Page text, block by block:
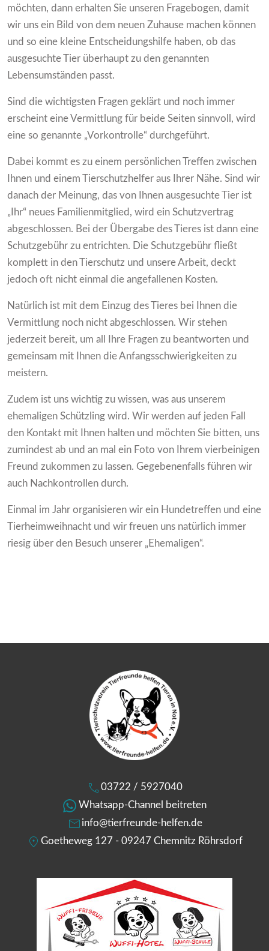
möchten, dann erhalten Sie unseren Fragebogen, damit
wir uns ein Bild von dem neuen Zuhause machen können
und so eine kleine Entscheidungshilfe haben, ob das
ausgesuchte Tier überhaupt zu den genannten
Lebensumständen passt.
Sind die wichtigsten Fragen geklärt und noch immer
erscheint eine Vermittlung für beide Seiten sinnvoll, wird
eine so genannte „Vorkontrolle“ durchgeführt.
Dabei kommt es zu einem persönlichen Treffen zwischen
Ihnen und einem Tierschutzhelfer aus Ihrer Nähe. Sind wir
danach der Meinung, das von Ihnen ausgesuchte Tier ist
„Ihr“ neues Familienmitglied, wird ein Schutzvertrag
abgeschlossen. Bei der Übergabe des Tieres ist dann eine
Schutzgebühr zu entrichten. Die Schutzgebühr fließt
komplett in den Tierschutz und unsere Arbeit, deckt
jedoch oft nicht einmal die angefallenen Kosten.
Natürlich ist mit dem Einzug des Tieres bei Ihnen die
Vermittlung noch nicht abgeschlossen. Wir stehen
jederzeit bereit, um all Ihre Fragen zu beantworten und
gemeinsam mit Ihnen die Anfangsschwierigkeiten zu
meistern.
Zudem ist uns wichtig zu wissen, was aus unserem
ehemaligen Schützling wird. Wir werden auf jeden Fall
den Kontakt mit Ihnen halten und möchten Sie bitten, uns
zumindest ab und an mal ein Foto von Ihrem vierbeinigen
Freund zukommen zu lassen. Gegebenenfalls führen wir
auch Nachkontrollen durch.
Einmal im Jahr organisieren wir ein Hundetreffen und eine
Tierheimweihnacht und wir freuen uns natürlich immer
riesig über den Besuch unserer „Ehemaligen“.
03722 / 5927040
Whatsapp-Channel beitreten
info@tierfreunde-helfen.de
Goetheweg 127 - 09247 Chemnitz Röhrsdorf